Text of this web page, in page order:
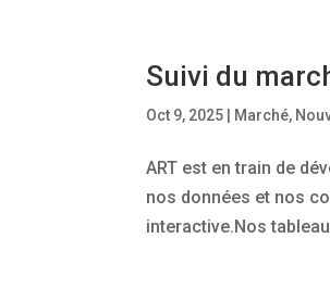
Suivi du
Oct 9, 2025 Marché,
ART est en train de
nos données et nos
interactive.Nos